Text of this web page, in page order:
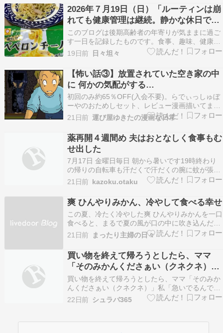
2026年７月19日（日）「ルーティンは崩
れても健康管理は継続。静かな休日で心
身を整えた一日」
このブログは後期高齢者の年寄りが気ままに過ご
す一日を記録したものです。食事、趣味、健康面
などを書き連ねています。 ???? 2026年7月19日
（日）???? 身体測定???? 体調：良好???? 睡眠
時間：6時間1分（昼寝30分）⚖️ 身体測定体重：
72.35kg（前日比 +…
19日前 日々坦々
【怖い話③】放置されていた空き家の中
に 何かの気配がする…
初回のみ約65％OFF(入会不要)。らでぃっしゅぼ
ーやのおためしセット、レビュー漫画描いてます
↓ GRAPEにて連載中第5５話 『見せてください』
雑居ビルの一室に『ある荷物』を届けたら… 私服
警察官が駆けこむ大騒動が起きたワケ – ニュース
メディア『grape TREND』gr…
21日前 運び屋ゆきたの漫画な日常
薬再開４週間め 夫はおとなしく食事もむ
せ出した
7月17日 金曜日毎日 朝から暑いです19時終わり
の帰りの自転車も汗だくで汗だくの腕に蚊が張り
付いてて叩いた今というかお昼前から 元仕事先が
来てます定年したので暇になり昨日も夕方までい
ましてずっと喋ってます(笑)自分の姉弟 甥姪 その
子供 叔父や叔母 従姉妹1人で話して笑ったり …
21日前 kazoku.otaku
爽 ひんやりみかん、冷やして食べる幸せ
この夏、冷たく冷やした爽 ひんやりみかんを一口
食べると、まるで夏の風が口の中に吹き込んだよ
うな気分になります。さっぱりとした柑橘の香り
と、ほんのりとした甘みが、熱気でぐったりした
体をすっとリセットしてくれます。 冷やし方で味
わいが変わる 爽 ひんやりみかんは、冷蔵庫で冷
やすだけで…
21日前 まったり主婦の日々
買い物を終えて帰ろうとしたら、ママ
「そのみかんくださぁい（クネクネ）」
私「急いでるんで」ママ「（赤ちゃん入
りベビーカーをひっくり返し）いやああ
あああ泥棒！強盗！（叫）」
買い物を終えて帰ろうとしたら、ママ「そのみか
んくださぁい（クネクネ）」私「急いでるんで」
ママ「（赤ちゃん入りベビーカーをひっくり返
し）いやあああああ泥棒！強盗！（叫）」 - ラブ
を読む
22日前 シュラバ365